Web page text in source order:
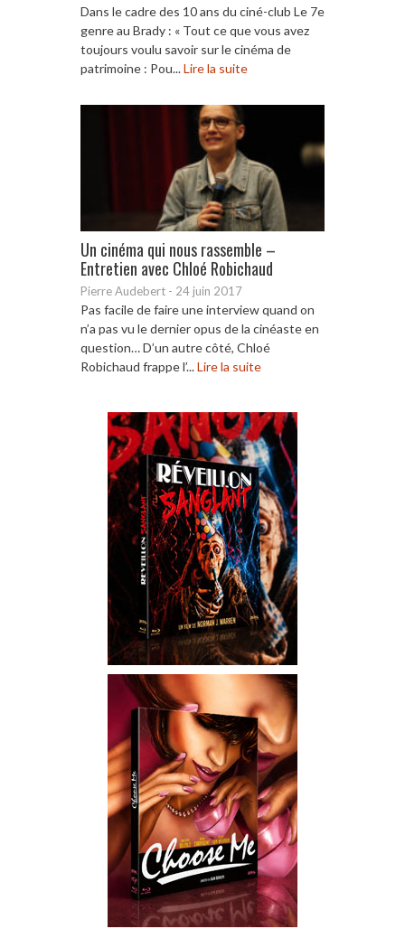
Dans le cadre des 10 ans du ciné-club Le 7e
genre au Brady : « Tout ce que vous avez
toujours voulu savoir sur le cinéma de
patrimoine : Pou...Lire la suite
Un cinéma qui nous rassemble –
Entretien avec Chloé Robichaud
Pierre Audebert - 24 juin 2017
Pas facile de faire une interview quand on
n’a pas vu le dernier opus de la cinéaste en
question… D’un autre côté, Chloé
Robichaud frappe l’...Lire la suite